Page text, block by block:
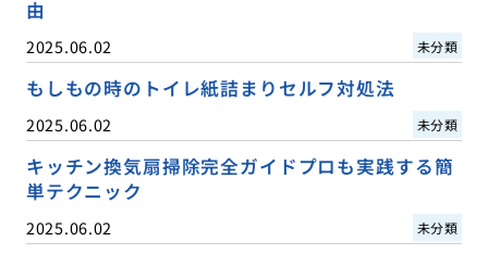
由
2025.06.02 未分類
もしもの時のトイレ紙詰まりセルフ対処法
2025.06.02 未分類
キッチン換気扇掃除完全ガイドプロも実践する簡
単テクニック
2025.06.02 未分類